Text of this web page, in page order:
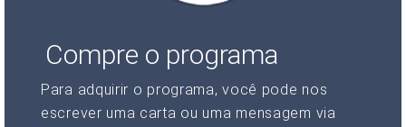
Compre o programa
Para adquirir o programa, você pode nos
escrever uma carta ou uma mensagem via